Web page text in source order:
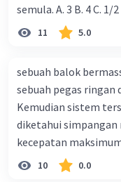
semula. A. 3 B. 4
11 5.0
sebuah balok
sebuah pegas ringan
Kemudian sistem
diketahui simpangan
kecepatan
10 0.0